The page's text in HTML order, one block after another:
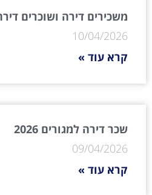
משכירים דירה ושוכרים
10/04/2026
קרא עוד »
שכר דירה למגורים 2026
09/04/2026
קרא עוד »